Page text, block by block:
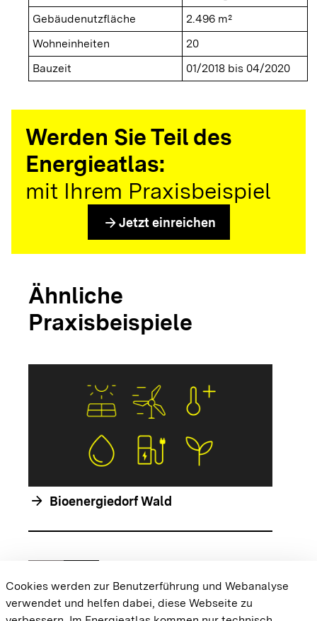
Gebäudenutzfläche
2.496 m²
Wohneinheiten
20
Bauzeit
01/2018 bis 04/2020
Werden Sie Teil des
Energieatlas:
mit Ihrem Praxisbeispiel
arrow_forward Jetzt einreichen
Ähnliche
Praxisbeispiele
arrow_forward Bioenergiedorf Wald
Zur vorhergehenden Folie springen
chevron_rightZur nächsten Folie springen
{{#displayPraxisbeispielMap}} {{{body}}}
Cookies werden zur Benutzerführung und Webanalyse
verwendet und helfen dabei, diese Webseite zu